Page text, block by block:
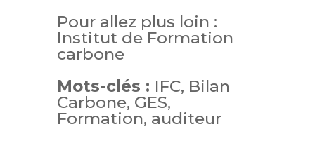
Pour allez plus loin :
Institut de Formation
carbone
Mots-clés : IFC, Bilan
Carbone, GES,
Formation, auditeur